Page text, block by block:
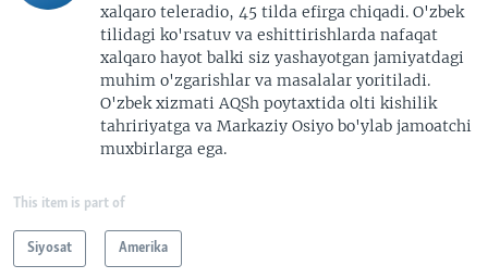
xalqaro teleradio, 45 tilda efirga chiqadi. O'zbek
tilidagi ko'rsatuv va eshittirishlarda nafaqat
xalqaro hayot balki siz yashayotgan jamiyatdagi
muhim o'zgarishlar va masalalar yoritiladi.
O'zbek xizmati AQSh poytaxtida olti kishilik
tahririyatga va Markaziy Osiyo bo'ylab jamoatchi
muxbirlarga ega.
This item is part of
Siyosat Amerika